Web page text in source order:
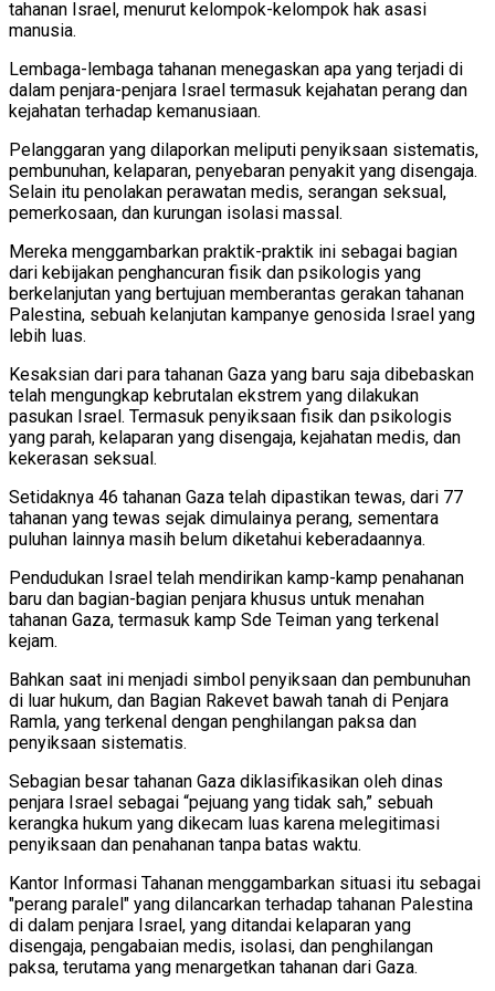
tahanan Israel, menurut kelompok-kelompok hak asasi
manusia.
Lembaga-lembaga tahanan menegaskan apa yang terjadi di
dalam penjara-penjara Israel termasuk kejahatan perang dan
kejahatan terhadap kemanusiaan.
Pelanggaran yang dilaporkan meliputi penyiksaan sistematis,
pembunuhan, kelaparan, penyebaran penyakit yang disengaja.
Selain itu penolakan perawatan medis, serangan seksual,
pemerkosaan, dan kurungan isolasi massal.
Mereka menggambarkan praktik-praktik ini sebagai bagian
dari kebijakan penghancuran fisik dan psikologis yang
berkelanjutan yang bertujuan memberantas gerakan tahanan
Palestina, sebuah kelanjutan kampanye genosida Israel yang
lebih luas.
Kesaksian dari para tahanan Gaza yang baru saja dibebaskan
telah mengungkap kebrutalan ekstrem yang dilakukan
pasukan Israel. Termasuk penyiksaan fisik dan psikologis
yang parah, kelaparan yang disengaja, kejahatan medis, dan
kekerasan seksual.
Setidaknya 46 tahanan Gaza telah dipastikan tewas, dari 77
tahanan yang tewas sejak dimulainya perang, sementara
puluhan lainnya masih belum diketahui keberadaannya.
Pendudukan Israel telah mendirikan kamp-kamp penahanan
baru dan bagian-bagian penjara khusus untuk menahan
tahanan Gaza, termasuk kamp Sde Teiman yang terkenal
kejam.
Bahkan saat ini menjadi simbol penyiksaan dan pembunuhan
di luar hukum, dan Bagian Rakevet bawah tanah di Penjara
Ramla, yang terkenal dengan penghilangan paksa dan
penyiksaan sistematis.
Sebagian besar tahanan Gaza diklasifikasikan oleh dinas
penjara Israel sebagai “pejuang yang tidak sah,” sebuah
kerangka hukum yang dikecam luas karena melegitimasi
penyiksaan dan penahanan tanpa batas waktu.
Kantor Informasi Tahanan menggambarkan situasi itu sebagai
"perang paralel" yang dilancarkan terhadap tahanan Palestina
di dalam penjara Israel, yang ditandai kelaparan yang
disengaja, pengabaian medis, isolasi, dan penghilangan
paksa, terutama yang menargetkan tahanan dari Gaza.